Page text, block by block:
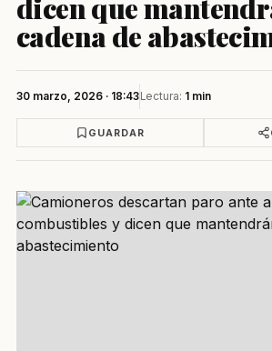
dicen que
cadena de
30 marzo, 2026 · 18:43Lectura: 1 min
GUARDAR